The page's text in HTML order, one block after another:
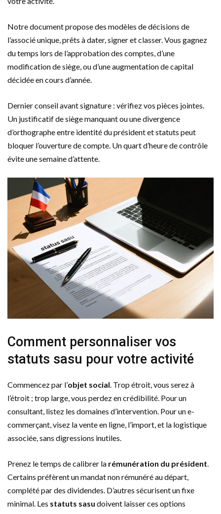
Notre document propose des modèles de décisions de
l’associé unique, prêts à dater, signer et classer. Vous gagnez
du temps lors de l’approbation des comptes, d’une
modification de siège, ou d’une augmentation de capital
décidée en cours d’année.
Dernier conseil avant signature : vérifiez vos pièces jointes.
Un justificatif de siège manquant ou une divergence
d’orthographe entre identité du président et statuts peut
bloquer l’ouverture de compte. Un quart d’heure de contrôle
évite une semaine d’attente.
Comment personnaliser vos
statuts sasu pour votre activité
Commencez par l’objet social. Trop étroit, vous serez à
l’étroit ; trop large, vous perdez en crédibilité. Pour un
consultant, listez les domaines d’intervention. Pour un e-
commerçant, visez la vente en ligne, l’import, et la logistique
associée, sans digressions inutiles.
Prenez le temps de calibrer la rémunération du président.
Certains préfèrent un mandat non rémunéré au départ,
complété par des dividendes. D’autres sécurisent un fixe
minimal. Les statuts sasu doivent laisser ces options